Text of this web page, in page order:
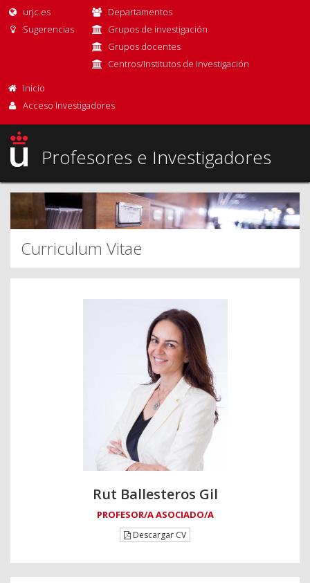
urjc.es
Sugerencias
Departamentos
Grupos de investigación
Grupos docentes
Centros/Institutos de Investigación
Inicio
Acceso Investigadores
Profesores e Investigadores
Curriculum Vitae
Rut Ballesteros Gil
PROFESOR/A ASOCIADO/A
Descargar CV